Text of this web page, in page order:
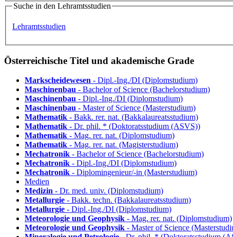
Suche in den Lehramtsstudien
Lehramtsstudien
Österreichische Titel und akademische Grade
Markscheidewesen - Dipl.-Ing./DI (Diplomstudium)
Maschinenbau - Bachelor of Science (Bachelorstudium)
Maschinenbau - Dipl.-Ing./DI (Diplomstudium)
Maschinenbau - Master of Science (Masterstudium)
Mathematik - Bakk. rer. nat. (Bakkalaureatsstudium)
Mathematik - Dr. phil. * (Doktoratsstudium (ASVS))
Mathematik - Mag. rer. nat. (Diplomstudium)
Mathematik - Mag. rer. nat. (Magisterstudium)
Mechatronik - Bachelor of Science (Bachelorstudium)
Mechatronik - Dipl.-Ing./DI (Diplomstudium)
Mechatronik - Diplomingenieur/-in (Masterstudium)
Medien
Medizin - Dr. med. univ. (Diplomstudium)
Metallurgie - Bakk. techn. (Bakkalaureatsstudium)
Metallurgie - Dipl.-Ing./DI (Diplomstudium)
Meteorologie und Geophysik - Mag. rer. nat. (Diplomstudium)
Meteorologie und Geophysik - Master of Science